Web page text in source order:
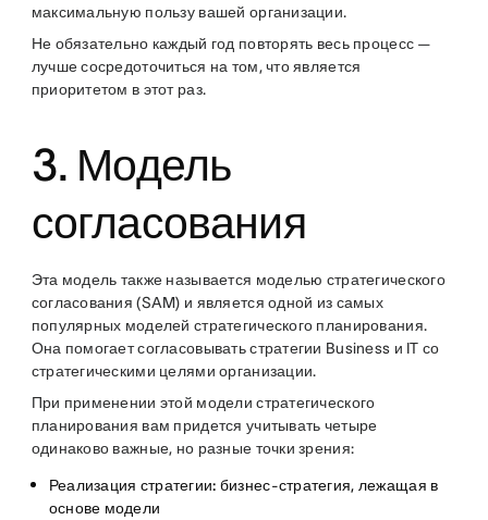
максимальную пользу вашей организации.
Не обязательно каждый год повторять весь процесс —
лучше сосредоточиться на том, что является
приоритетом в этот раз.
3. Модель
согласования
Эта модель также называется моделью стратегического
согласования (SAM) и является одной из самых
популярных моделей стратегического планирования.
Она помогает согласовывать стратегии Business и IT со
стратегическими целями организации.
При применении этой модели стратегического
планирования вам придется учитывать четыре
одинаково важные, но разные точки зрения:
Реализация стратегии: бизнес-стратегия, лежащая в
основе модели